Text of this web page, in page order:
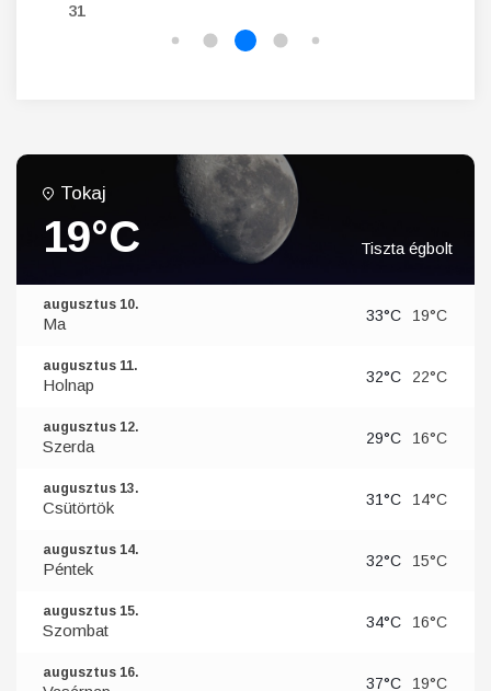
31
Tokaj
19°C Tiszta égbolt
augusztus 10.
Ma 33°C 19°C
augusztus 11.
Holnap 32°C 22°C
augusztus 12.
Szerda 29°C 16°C
augusztus 13.
Csütörtök 31°C 14°C
augusztus 14.
Péntek 32°C 15°C
augusztus 15.
Szombat 34°C 16°C
augusztus 16.
37°C 19°C